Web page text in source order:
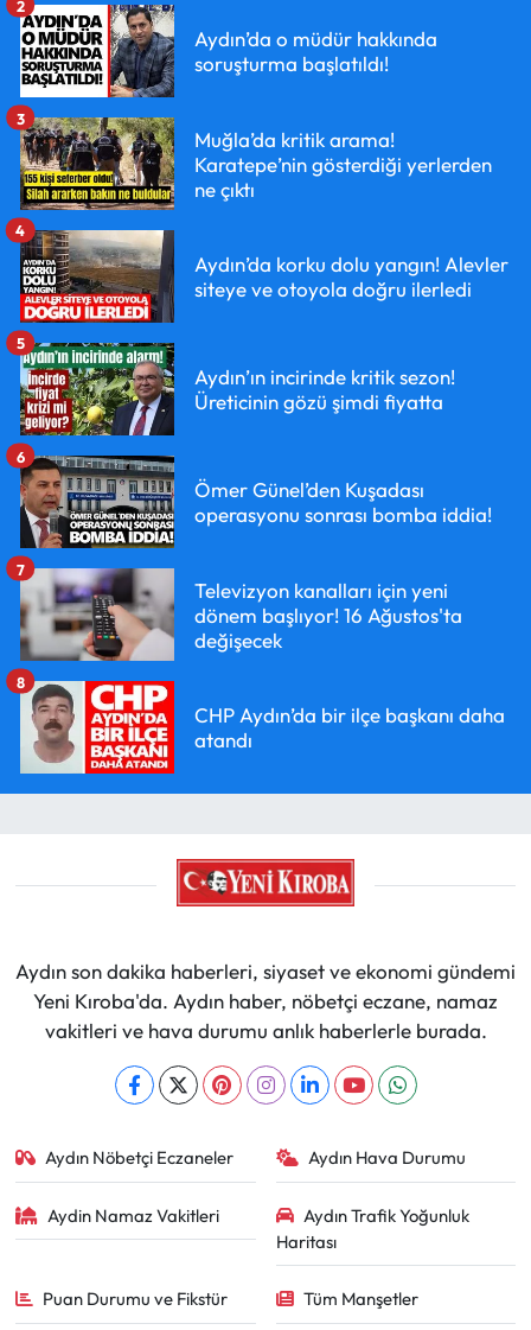
Aydın’da o müdür hakkında
soruşturma başlatıldı!
2
Muğla’da kritik arama!
Karatepe’nin gösterdiği yerlerden
ne çıktı
3
Aydın’da korku dolu yangın! Alevler
siteye ve otoyola doğru ilerledi
4
Aydın’ın incirinde kritik sezon!
Üreticinin gözü şimdi fiyatta
5
Ömer Günel’den Kuşadası
operasyonu sonrası bomba iddia!
6
Televizyon kanalları için yeni
dönem başlıyor! 16 Ağustos'ta
değişecek
7
CHP Aydın’da bir ilçe başkanı daha
atandı
8
Aydın son dakika haberleri, siyaset ve ekonomi gündemi
Yeni Kıroba'da. Aydın haber, nöbetçi eczane, namaz
vakitleri ve hava durumu anlık haberlerle burada.
Aydın Nöbetçi Eczaneler Aydın Hava Durumu
Aydin Namaz Vakitleri
Aydın Trafik Yoğunluk
Haritası
Puan Durumu ve Fikstür Tüm Manşetler